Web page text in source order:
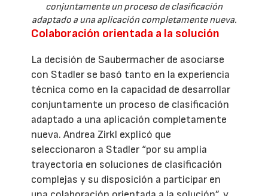
conjuntamente un proceso de clasificación
adaptado a una aplicación completamente nueva.
Colaboración orientada a la solución
La decisión de Saubermacher de asociarse
con Stadler se basó tanto en la experiencia
técnica como en la capacidad de desarrollar
conjuntamente un proceso de clasificación
adaptado a una aplicación completamente
nueva. Andrea Zirkl explicó que
seleccionaron a Stadler “por su amplia
trayectoria en soluciones de clasificación
complejas y su disposición a participar en